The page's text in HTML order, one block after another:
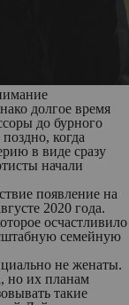
долгое время
до бурного
когда
в виде сразу
начали
появление на
2020 года.
осчастливило
семейную
не женаты.
но их планам
такие